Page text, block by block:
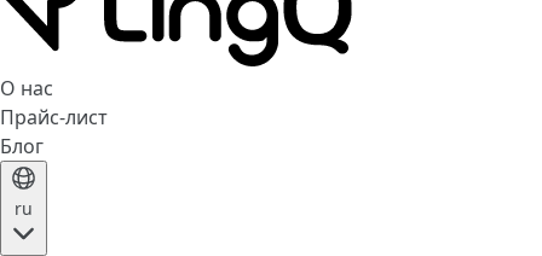
О нас
Прайс-лист
Блог
ru